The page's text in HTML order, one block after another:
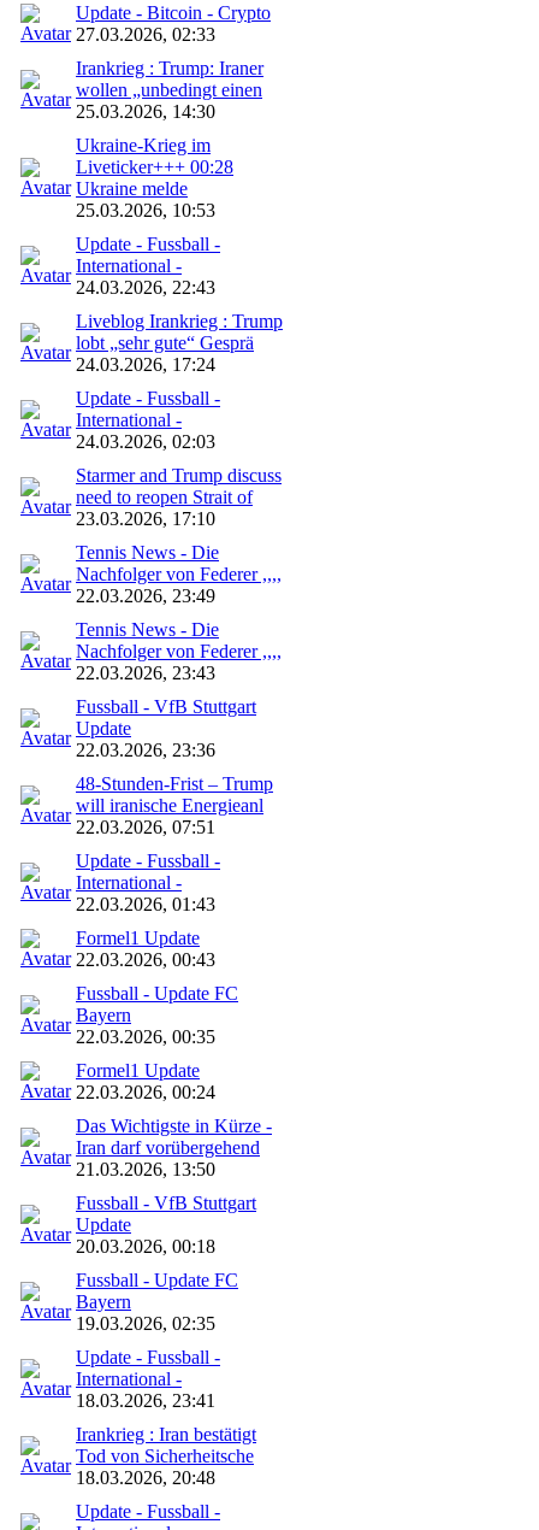
Update - Bitcoin - Crypto
27.03.2026, 02:33
Irankrieg : Trump: Iraner
wollen „unbedingt einen
25.03.2026, 14:30
Ukraine-Krieg im
Liveticker+++ 00:28
Ukraine melde
25.03.2026, 10:53
Update - Fussball -
International -
24.03.2026, 22:43
Liveblog Irankrieg : Trump
lobt „sehr gute“ Gesprä
24.03.2026, 17:24
Update - Fussball -
International -
24.03.2026, 02:03
Starmer and Trump discuss
need to reopen Strait of
23.03.2026, 17:10
Tennis News - Die
Nachfolger von Federer ,,,,
22.03.2026, 23:49
Tennis News - Die
Nachfolger von Federer ,,,,
22.03.2026, 23:43
Fussball - VfB Stuttgart
Update
22.03.2026, 23:36
48‑Stunden‑Frist – Trump
will iranische Energieanl
22.03.2026, 07:51
Update - Fussball -
International -
22.03.2026, 01:43
Formel1 Update
22.03.2026, 00:43
Fussball - Update FC
Bayern
22.03.2026, 00:35
Formel1 Update
22.03.2026, 00:24
Das Wichtigste in Kürze -
Iran darf vorübergehend
21.03.2026, 13:50
Fussball - VfB Stuttgart
Update
20.03.2026, 00:18
Fussball - Update FC
Bayern
19.03.2026, 02:35
Update - Fussball -
International -
18.03.2026, 23:41
Irankrieg : Iran bestätigt
Tod von Sicherheitsche
18.03.2026, 20:48
Update - Fussball -